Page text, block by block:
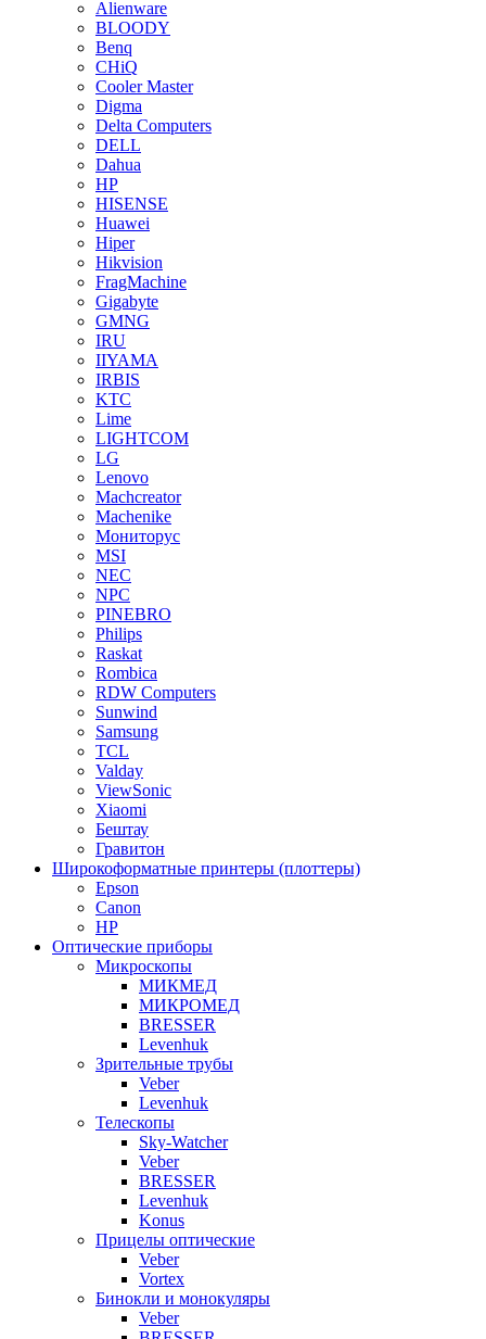
Alienware
BLOODY
Benq
CHiQ
Cooler Master
Digma
Delta Computers
DELL
Dahua
HP
HISENSE
Huawei
Hiper
Hikvision
FragMachine
Gigabyte
GMNG
IRU
IIYAMA
IRBIS
KTC
Lime
LIGHTCOM
LG
Lenovo
Machcreator
Machenike
Мониторус
MSI
NEC
NPC
PINEBRO
Philips
Raskat
Rombica
RDW Computers
Sunwind
Samsung
TCL
Valday
ViewSonic
Xiaomi
Бештау
Гравитон
Широкоформатные принтеры (плоттеры)
Epson
Canon
HP
Оптические приборы
Микроскопы
МИКМЕД
МИКРОМЕД
BRESSER
Levenhuk
Зрительные трубы
Veber
Levenhuk
Телескопы
Sky-Watcher
Veber
BRESSER
Levenhuk
Konus
Прицелы оптические
Veber
Vortex
Бинокли и монокуляры
Veber